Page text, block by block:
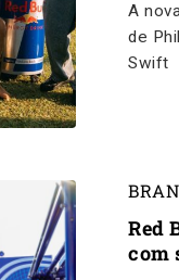
A
de
Swift
Red
com